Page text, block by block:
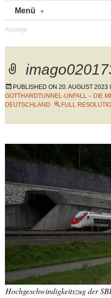
Menü
PUBLISHED ON 20. AUGUST 2023
GOTTHARDTUNNEL-UNFALL – DIE
DEUTSCHLAND
FULL
Hochgeschwindigkeitszug der